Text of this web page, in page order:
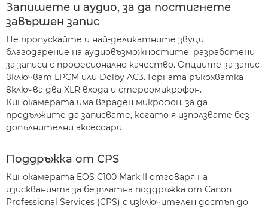
Запишете и аудио, за да постигнете
завършен запис
Не пропускайте и най-деликатните звуци
благодарение на аудиовъзможностите, разработени
за записи с професионално качество. Опциите за запис
включват LPCM или Dolby AC3. Горната ръкохватка
включва два XLR входа и стереомикрофон.
Кинокамерата има вграден микрофон, за да
продължите да записвате, когато я използвате без
допълнителни аксесоари.
Поддръжка от CPS
Кинокамерата EOS C100 Mark II отговаря на
изискванията за безплатна поддръжка от Canon
Professional Services (CPS) с изключителен достъп до